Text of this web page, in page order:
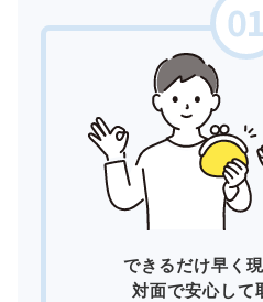
できるだけ早く
対面で安心して